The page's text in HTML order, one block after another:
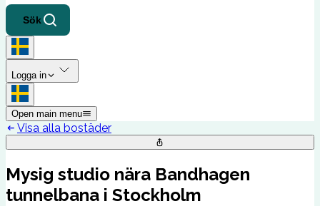
Sök
Logga in
Open main menu
Visa alla bostäder
Mysig studio nära Bandhagen
tunnelbana i Stockholm